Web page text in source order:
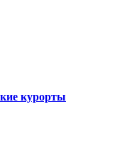
курорты